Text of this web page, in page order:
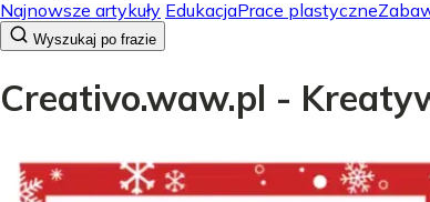
Najnowsze artykuły EdukacjaPrace plastyczne
Wyszukaj po frazie
Creativo.waw.pl -